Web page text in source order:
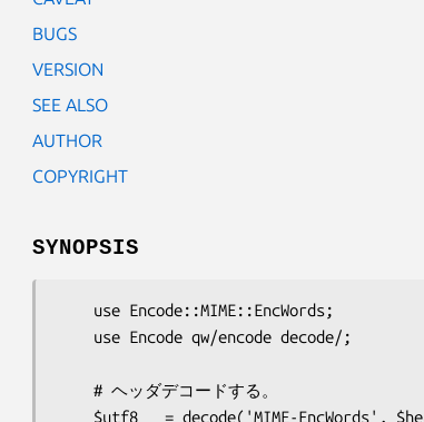
BUGS
VERSION
SEE ALSO
AUTHOR
COPYRIGHT
SYNOPSIS